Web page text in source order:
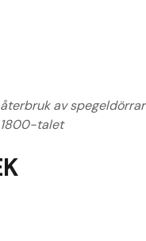
av spegeldörrar
1800-talet